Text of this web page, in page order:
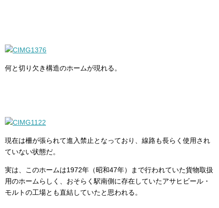
何と切り欠き構造のホームが現れる。
現在は柵が張られて進入禁止となっており、線路も長らく使用され
ていない状態だ。
実は、このホームは1972年（昭和47年）まで行われていた貨物取扱
用のホームらしく、おそらく駅南側に存在していたアサヒビール・
モルトの工場とも直結していたと思われる。